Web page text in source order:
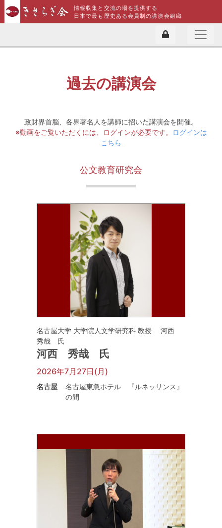
情報収集と交流の場を提供する
日本で最も歴史ある会員制の講演会組織
過去の講演会
政財界首脳、各界著名人を講師に招いた講演会を開催。
※動画をご覧いただくには、ログインが必要です。
ログインは
こちら
公文教育研究会
名古屋大学 大学院人文学研究科 教授 河西
秀哉 氏
河西 秀哉 氏
2026年7月27日(月)
名古屋
名古屋東急ホテル 『ルネッサンス』
の間